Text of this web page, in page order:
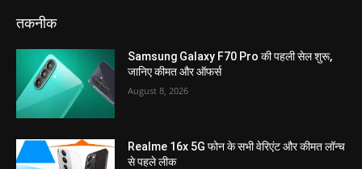
तकनीक
Samsung Galaxy F70 Pro की पहली सेल शुरू,
जानिए कीमत और ऑफर्स
August 8, 2026
Realme 16x 5G फोन के सभी वेरिएंट और कीमत लॉन्च
से पहले लीक